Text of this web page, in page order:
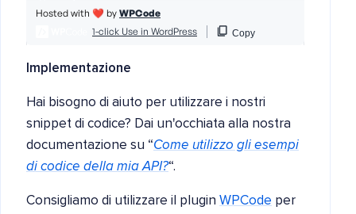
Implementazione
Hai bisogno di aiuto per utilizzare i nostri
snippet di codice? Dai un'occhiata alla nostra
documentazione su “Come utilizzo gli esempi
di codice della mia API?“.
Consigliamo di utilizzare il plugin WPCode per